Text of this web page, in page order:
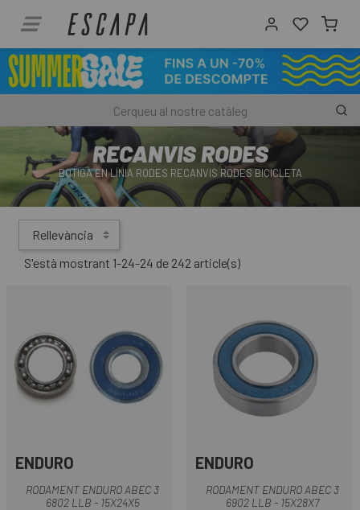
RECANVIS RODES
BOTIGA EN LÍNIA RODES RECANVIS RODES BICICLETA
Rellevància
S'està mostrant 1-24-24 de 242 article(s)
ENDURO
RODAMENT ENDURO ABEC 3
6802 LLB - 15X24X5
ENDURO
RODAMENT ENDURO ABEC 3
6902 LLB - 15X28X7